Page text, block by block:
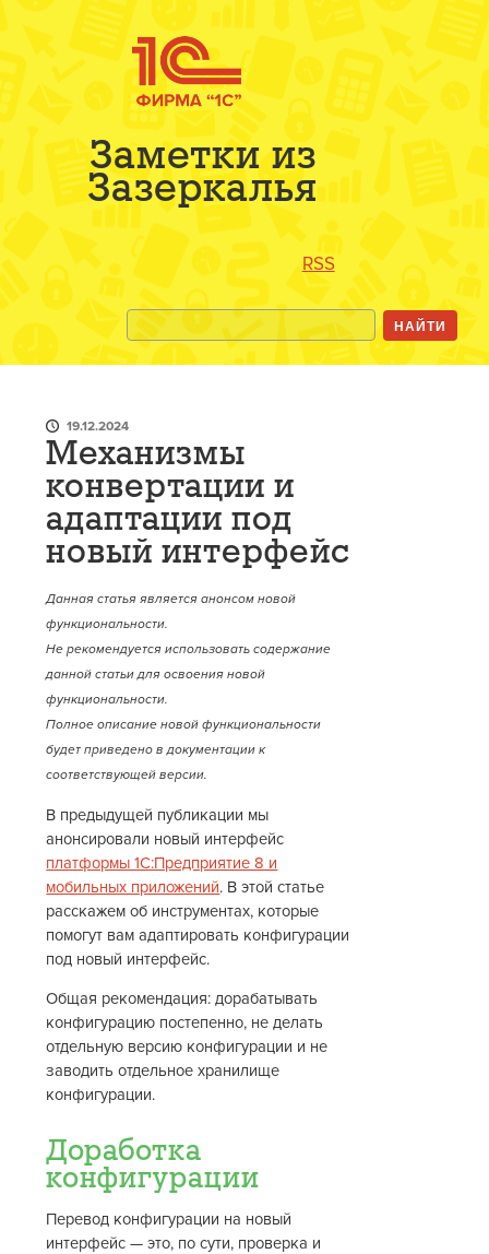
Заметки из
Зазеркалья
RSS
19.12.2024
Механизмы
конвертации и
адаптации под
новый интерфейс
Данная статья является анонсом новой
функциональности.
Не рекомендуется использовать содержание
данной статьи для освоения новой
функциональности.
Полное описание новой функциональности
будет приведено в документации к
соответствующей версии.
В предыдущей публикации мы
анонсировали новый интерфейс
платформы 1С:Предприятие 8 и
мобильных приложений. В этой статье
расскажем об инструментах, которые
помогут вам адаптировать конфигурации
под новый интерфейс.
Общая рекомендация: дорабатывать
конфигурацию постепенно, не делать
отдельную версию конфигурации и не
заводить отдельное хранилище
конфигурации.
Доработка
конфигурации
Перевод конфигурации на новый
интерфейс — это, по сути, проверка и